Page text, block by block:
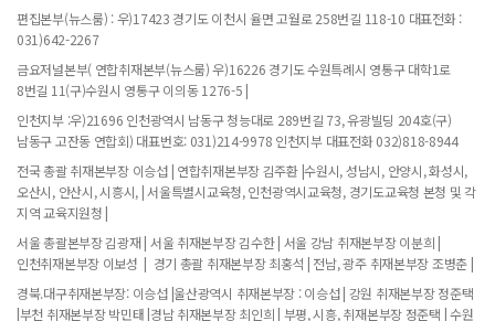
편집본부(뉴스룸) : 우)17423 경기도 이천시 율면 고월로 258번길 118-10 대표전화 :
031)642-2267
금요저널본부( 연합취재본부(뉴스룸) 우)16226 경기도 수원특례시 영통구 대학1로
8번길 11(구)수원시 영통구 이의동 1276-5 |
인천지부 :우)21696 인천광역시 남동구 청능대로 289번길 73, 유광빌딩 204호(구)
남동구 고잔동 연합회) 대표번호: 031)214-9978 인천지부 대표전화 032)818-8944
전국 총괄 취재본부장 이승섭 | 연합취재본부장 김주환 |수원시, 성남시, 안양시, 화성시,
오산시, 안산시, 시흥시, | 서울특별시교육청, 인천광역시교육청, 경기도교육청 본청 및 각
지역 교육지원청 |
서울 총괄본부장 김광재 | 서울 취재본부장 김수한 | 서울 강남 취재본부장 이분희 |
인천취재본부장 이보성 | 경기 총괄 취재본부장 최홍석 | 전남, 광주 취재본부장 조병춘 |
경북.대구취재본부장: 이승섭 |울산광역시 취재본부장 : 이승섭 | 강원 취재본부장 정준택
|부천 취재본부장 박민태 |경남 취재본부장 최인희 | 부평, 시흥, 취재본부장 정준택 | 수원